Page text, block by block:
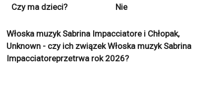
Czy ma dzieci? Nie
Włoska muzyk Sabrina Impacciatore i Chłopak,
Unknown - czy ich związek Włoska muzyk Sabrina
Impacciatoreprzetrwa rok 2026?